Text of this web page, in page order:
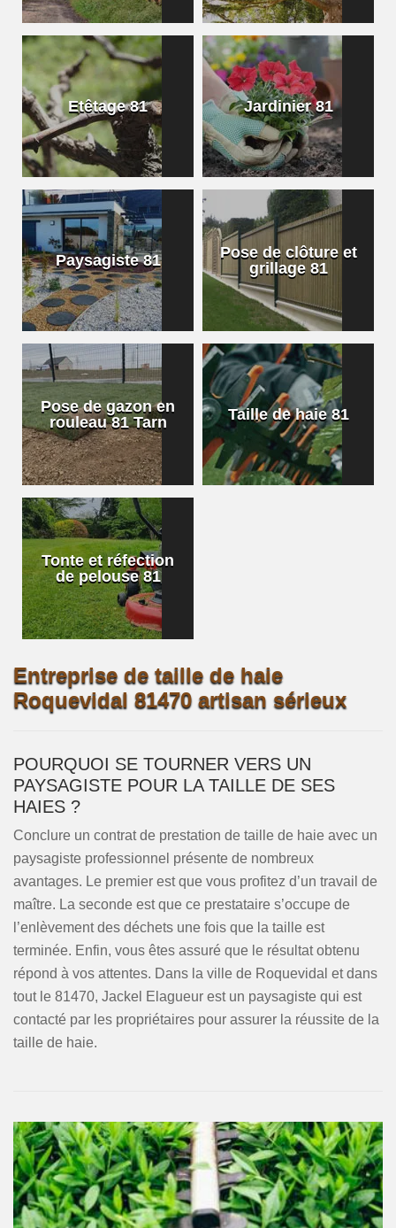
Etêtage 81 Jardinier 81
Paysagiste 81
Pose de clôture et
grillage 81
Pose de gazon en
rouleau 81 Tarn
Taille de haie 81
Tonte et réfection
de pelouse 81
Entreprise de taille de haie
Roquevidal 81470 artisan sérieux
POURQUOI SE TOURNER VERS UN
PAYSAGISTE POUR LA TAILLE DE SES
HAIES ?
Conclure un contrat de prestation de taille de haie avec un
paysagiste professionnel présente de nombreux
avantages. Le premier est que vous profitez d’un travail de
maître. La seconde est que ce prestataire s’occupe de
l’enlèvement des déchets une fois que la taille est
terminée. Enfin, vous êtes assuré que le résultat obtenu
répond à vos attentes. Dans la ville de Roquevidal et dans
tout le 81470, Jackel Elagueur est un paysagiste qui est
contacté par les propriétaires pour assurer la réussite de la
taille de haie.